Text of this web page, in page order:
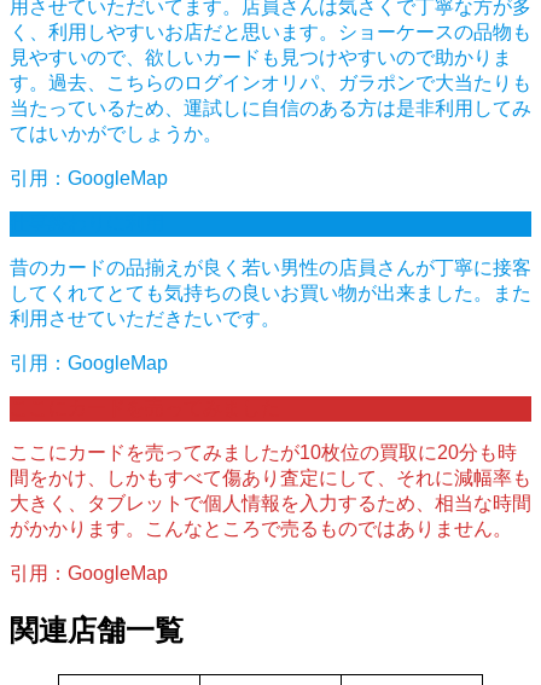
用させていただいてます。店員さんは気さくで丁寧な方が多
く、利用しやすいお店だと思います。ショーケースの品物も
見やすいので、欲しいカードも見つけやすいので助かりま
す。過去、こちらのログインオリパ、ガラポンで大当たりも
当たっているため、運試しに自信のある方は是非利用してみ
てはいかがでしょうか。
引用：GoogleMap
昔のカードの品揃えが良く若い男性の店員さんが丁寧に接客
してくれてとても気持ちの良いお買い物が出来ました。また
利用させていただきたいです。
引用：GoogleMap
ここにカードを売ってみましたが10枚位の買取に20分も時
間をかけ、しかもすべて傷あり査定にして、それに減幅率も
大きく、タブレットで個人情報を入力するため、相当な時間
がかかります。こんなところで売るものではありません。
引用：GoogleMap
関連店舗一覧